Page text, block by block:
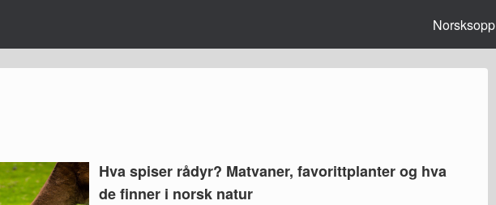
Norsksopp
Hva spiser rådyr? Matvaner, favorittplanter og hva
de finner i norsk natur